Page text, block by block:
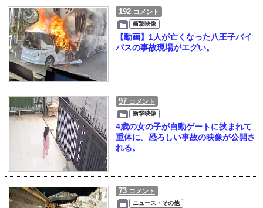
192 コメント
衝撃映像
【動画】1人が亡くなった八王子バイ
パスの事故現場がエグい。
97 コメント
衝撃映像
4歳の女の子が自動ゲートに挟まれて
重体に。恐ろしい事故の映像が公開さ
れる。
73 コメント
ニュース・その他